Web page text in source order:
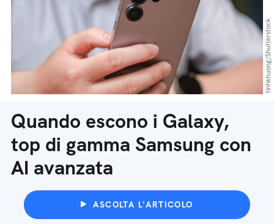
Quando escono i Galaxy,
top di gamma Samsung con
AI avanzata
ASCOLTA L'ARTICOLO
tinhkhuong/Shutterstock